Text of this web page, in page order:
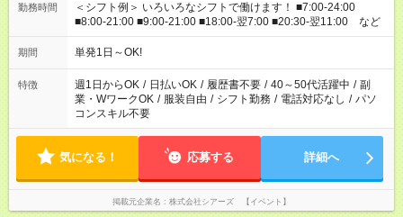
勤務時間
＜シフト例＞ いろいろなシフトで働けます！ ■7:00-24:00
■8:00-21:00 ■9:00-21:00 ■18:00-翌7:00 ■20:30-翌11:00 など
期間 単発1日～OK!
特徴 週1日からOK / 日払いOK / 履歴書不要 / 40～50代活躍中 / 副
業・WワークOK / 服装自由 / シフト勤務 / 電話対応なし / パソ
コンスキル不要
気になる！ 応募する 詳細へ
掲載元企業名 株式会社シアーズ 【イベント】